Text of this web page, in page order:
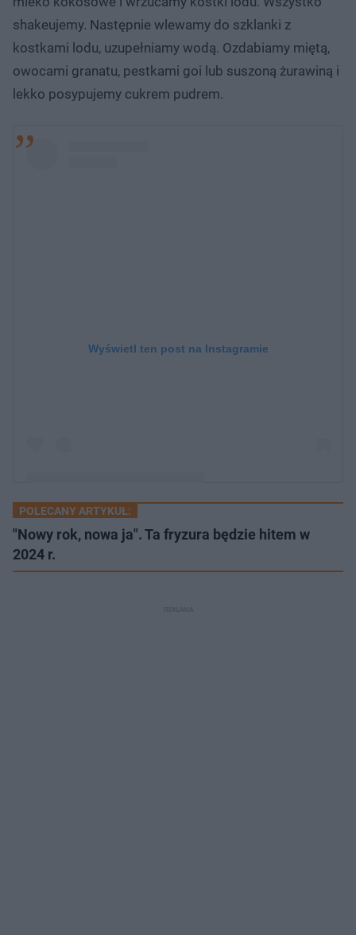
shakeujemy. Następnie wlewamy do szklanki z
kostkami lodu, uzupełniamy wodą. Ozdabiamy miętą,
owocami granatu, pestkami goi lub suszoną żurawiną i
lekko posypujemy cukrem pudrem.
Wyświetl ten post na Instagramie
Post udostępniony przez 𝓛𝓲𝓿 ✨ (@liv.yah)
POLECANY ARTYKUŁ:
"Nowy rok, nowa ja". Ta fryzura będzie hitem w
2024 r.